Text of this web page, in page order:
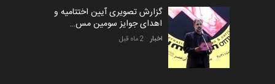
گزارش تصویری آیین اختتامیه و
اهدای جوایز سومین مس…
اخبار 2 ماه قبل